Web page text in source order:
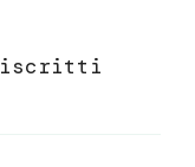
iscritti